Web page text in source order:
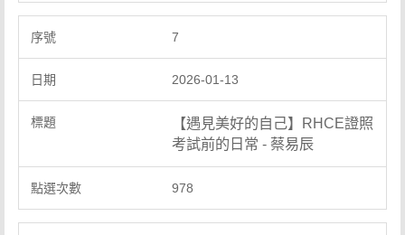
7
2026-01-13
【遇見美好的自己】RHCE證照
考試前的日常 - 蔡易辰
978